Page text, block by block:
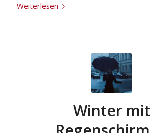
Weiterlesen
Winter mit